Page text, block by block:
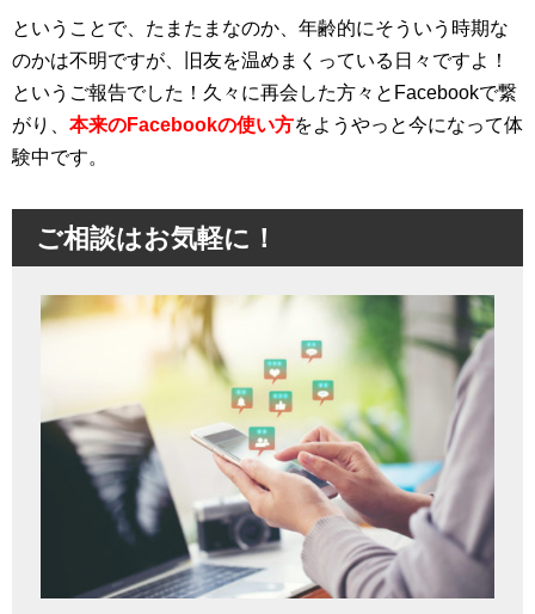
ということで、たまたまなのか、年齢的にそういう時期な
のかは不明ですが、旧友を温めまくっている日々ですよ！
というご報告でした！久々に再会した方々とFacebookで繋
がり、 本来のFacebookの使い方をようやっと今になって体
験中です。
ご相談はお気軽に！